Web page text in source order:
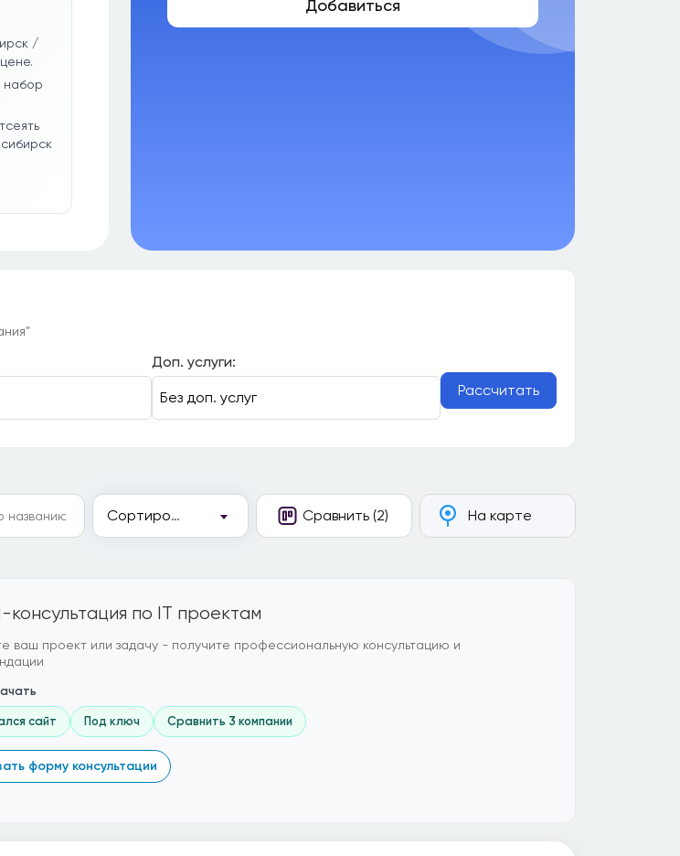
/
набор
Добавиться
Доп. услуги:
Рассчитать
Сравнить (2)
Сортировка На карте
по IT проектам
ваш проект или задачу - получите профессиональную консультацию и
сайт Под ключ Сравнить 3 компании
форму консультации